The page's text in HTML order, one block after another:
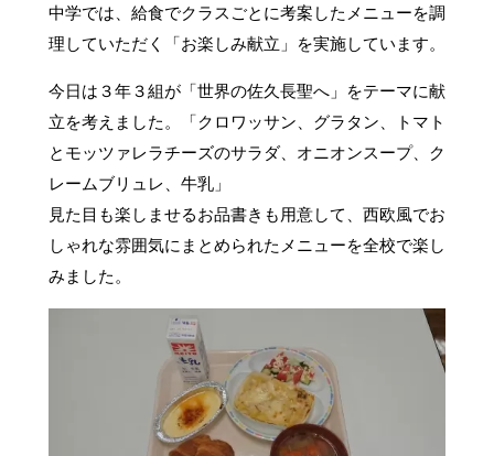
中学では、給食でクラスごとに考案したメニューを調
理していただく「お楽しみ献立」を実施しています。
今日は３年３組が「世界の佐久長聖へ」をテーマに献
立を考えました。「クロワッサン、グラタン、トマト
とモッツァレラチーズのサラダ、オニオンスープ、ク
レームブリュレ、牛乳」
見た目も楽しませるお品書きも用意して、西欧風でお
しゃれな雰囲気にまとめられたメニューを全校で楽し
みました。